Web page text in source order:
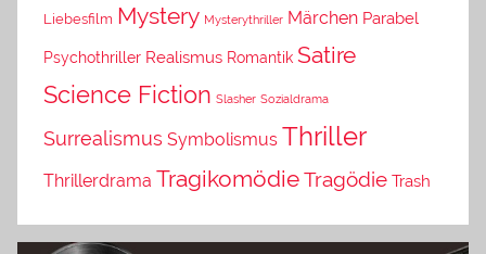
Liebesfilm Mystery Mysterythriller Märchen Parabel
Psychothriller Realismus Romantik Satire
Science Fiction Slasher Sozialdrama
Surrealismus Symbolismus Thriller
Thrillerdrama TragikomödieTragödie Trash